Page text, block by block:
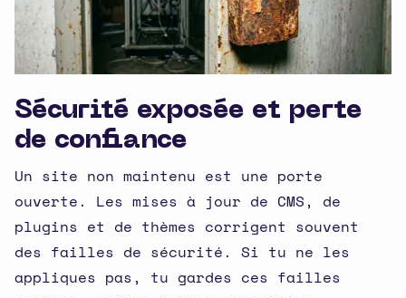
Sécurité exposée et perte
de confiance
Un site non maintenu est une porte
ouverte. Les mises à jour de CMS, de
plugins et de thèmes corrigent souvent
des failles de sécurité. Si tu ne les
appliques pas, tu gardes ces failles